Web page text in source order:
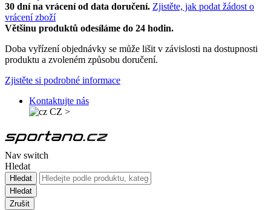
30 dní na vrácení od data doručení. Zjistěte, jak podat žádost o
vrácení zboží
Většinu produktů odesíláme do 24 hodin.
Doba vyřízení objednávky se může lišit v závislosti na dostupnosti
produktu a zvoleném způsobu doručení.
Zjistěte si podrobné informace
Kontaktujte nás
CZ >
Nav switch
Hledat
Hledat
Hledat
Zrušit